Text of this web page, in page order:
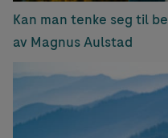
Kan man tenke seg til
av Magnus Aulstad